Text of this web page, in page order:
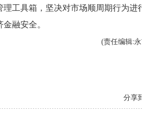
工具箱，坚决对市场顺周期行为进
融安全。
(责任编辑:
分享